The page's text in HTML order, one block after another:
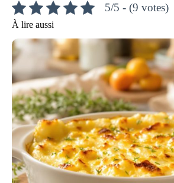
5/5 - (9 votes)
À lire aussi